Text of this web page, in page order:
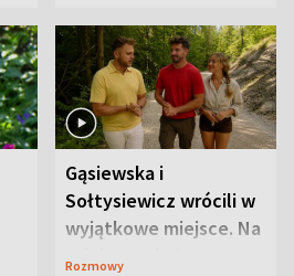
Gąsiewska i
Sołtysiewicz wrócili w
wyjątkowe miejsce. Na
szlaku czekał
Rozmowy